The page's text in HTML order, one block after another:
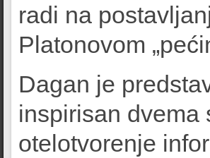
radi na
Platonovom
Dagan je
inspirisan dvema
otelotvorenje